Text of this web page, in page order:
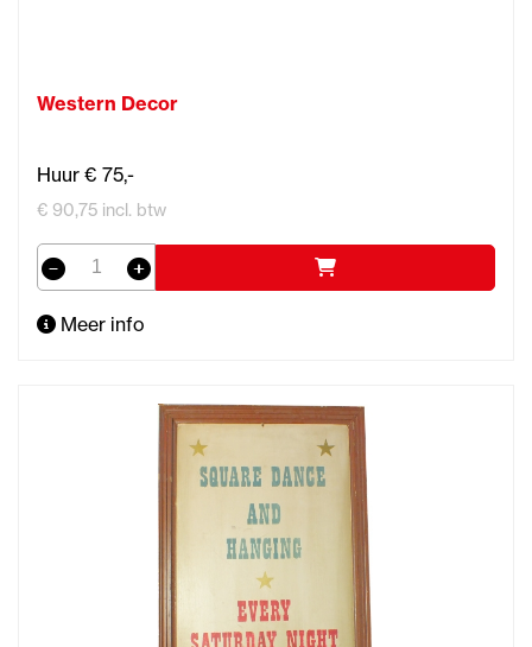
Western Decor
Huur € 75,-
€ 90,75 incl. btw
Meer info